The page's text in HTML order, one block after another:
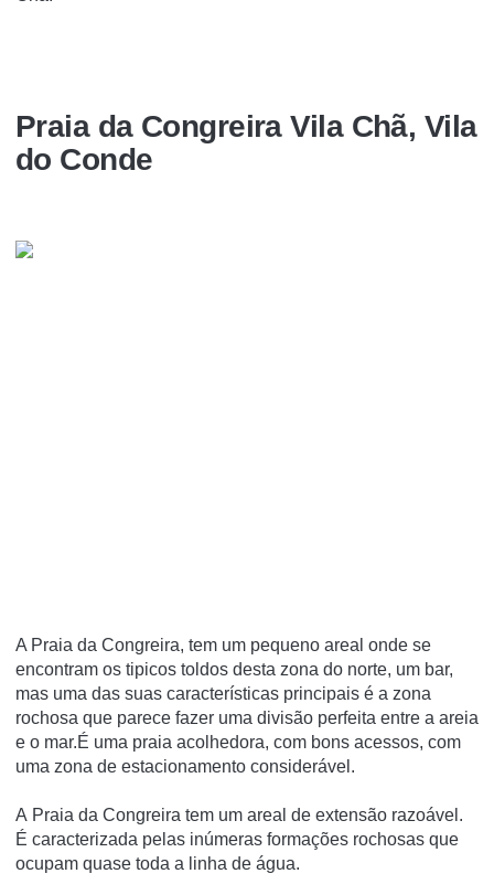
Praia da Congreira Vila Chã, Vila
do Conde
A Praia da Congreira, tem um pequeno areal onde se
encontram os tipicos toldos desta zona do norte, um bar,
mas uma das suas características principais é a zona
rochosa que parece fazer uma divisão perfeita entre a areia
e o mar.É uma praia acolhedora, com bons acessos, com
uma zona de estacionamento considerável.
A Praia da Congreira tem um areal de extensão razoável.
É caracterizada pelas inúmeras formações rochosas que
ocupam quase toda a linha de água.